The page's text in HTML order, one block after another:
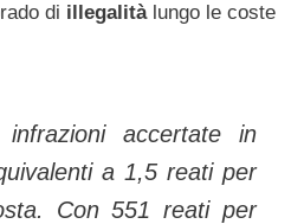
di illegalitàlungo le coste
accertate in
a 1,5 reati per
Con 551 reati per